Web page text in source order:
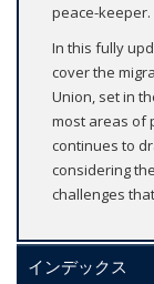
peace-keeper.
In this fully
cover the
Union, set in
most areas of
continues to
considering
challenges
インデックス